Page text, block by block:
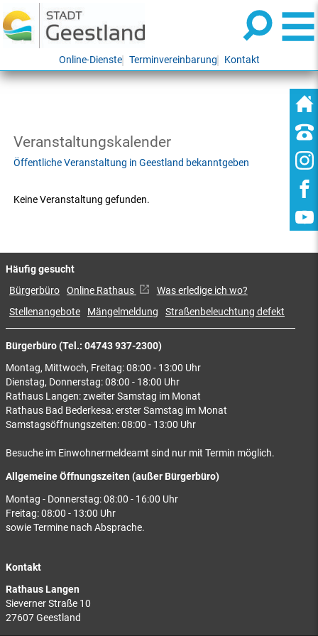
Online-Dienste Terminvereinbarung Kontakt
Veranstaltungskalender
Öffentliche Veranstaltung in Geestland bekanntgeben
Keine Veranstaltung gefunden.
Bürgerbüro (Tel.: 04743 937-2300)
Montag, Mittwoch, Freitag: 08:00 - 13:00 Uhr
Dienstag, Donnerstag: 08:00 - 18:00 Uhr
Rathaus Langen: zweiter Samstag im Monat
Rathaus Bad Bederkesa: erster Samstag im Monat
Samstagsöffnungszeiten: 08:00 - 13:00 Uhr
Besuche im Einwohnermeldeamt sind nur mit Termin möglich.
Allgemeine Öffnungszeiten (außer Bürgerbüro)
Montag - Donnerstag: 08:00 - 16:00 Uhr
Freitag: 08:00 - 13:00 Uhr
sowie Termine nach Absprache.
Kontakt
Rathaus Langen
Sieverner Straße 10
27607 Geestland
Häufig gesucht
Bürgerbüro Online Rathaus
Was erledige ich wo?
Stellenangebote
Mängelmeldung Straßenbeleuchtung defekt